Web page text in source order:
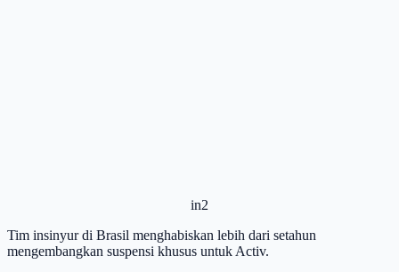
in2
Tim insinyur di Brasil menghabiskan lebih dari setahun
mengembangkan suspensi khusus untuk Activ.